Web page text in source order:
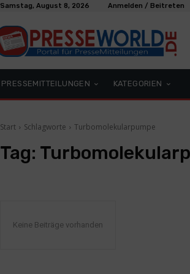
Samstag, August 8, 2026 Anmelden / Beitreten
PRESSEMITTEILUNGEN KATEGORIEN
Start Schlagworte Turbomolekularpumpe
Tag:
Keine Beiträge vorhanden